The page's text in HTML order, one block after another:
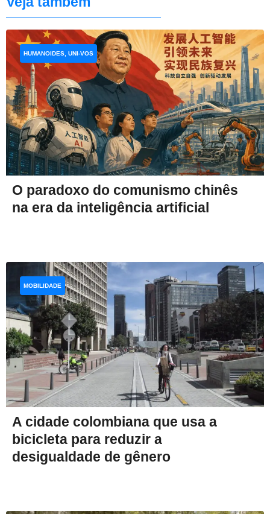
O paradoxo do comunismo chinês
na era da inteligência artificial
HUMANOIDES, UNI-VOS
A cidade colombiana que usa a
bicicleta para reduzir a
desigualdade de gênero
MOBILIDADE